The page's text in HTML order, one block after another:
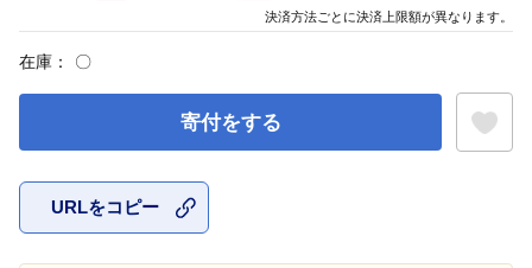
在庫： 〇
寄付をする
URLをコピー
決済方法ごとに決済上限額が異なります。